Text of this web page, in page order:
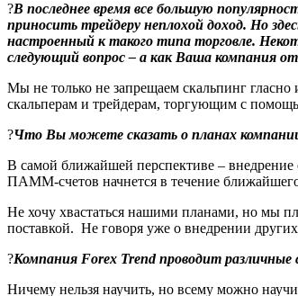
?В последнее время все большую
приносить трейдеру неплохой доход. Но
настроенный к такого типа торговле.
следующий вопрос – а как Ваша компания
Мы не только не запрещаем скальпинг
скальперам и трейдерам, торгующим с
?Что Вы можете сказать о планах
В самой ближайшей перспективе –
ПАММ-счетов начнется в течение ближайшего
Не хочу хвастаться нашими планами, но мы
поставкой. Не говоря уже о внедрении
?Компания Forex Trend проводит
Ничему нельзя научить, но всему можно